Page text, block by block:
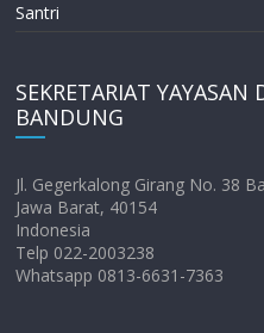
Santri
SEKRETARIAT
BANDUNG
Jl. Gegerkalong Girang No. 38
Jawa Barat, 40154
Indonesia
Telp 022-2003238
Whatsapp 0813-6631-7363